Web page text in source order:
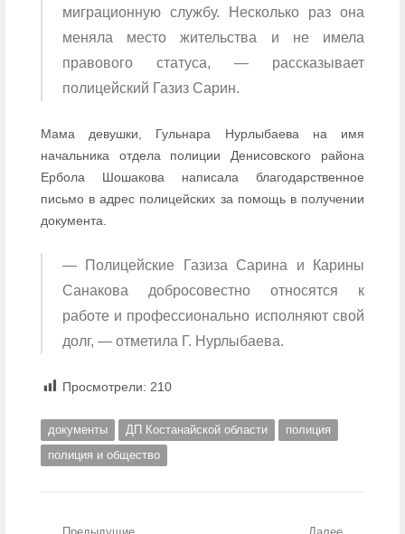
миграционную службу. Несколько раз она
меняла место жительства и не имела
правового статуса, — рассказывает
полицейский Газиз Сарин.
Мама девушки, Гульнара Нурлыбаева на имя
начальника отдела полиции Денисовского района
Ербола Шошакова написала благодарственное
письмо в адрес полицейских за помощь в получении
документа.
— Полицейские Газиза Сарина и Карины
Санакова добросовестно относятся к
работе и профессионально исполняют свой
долг, — отметила Г. Нурлыбаева.
Просмотрели: 210
документы ДП Костанайской области
полиция
полиция и общество